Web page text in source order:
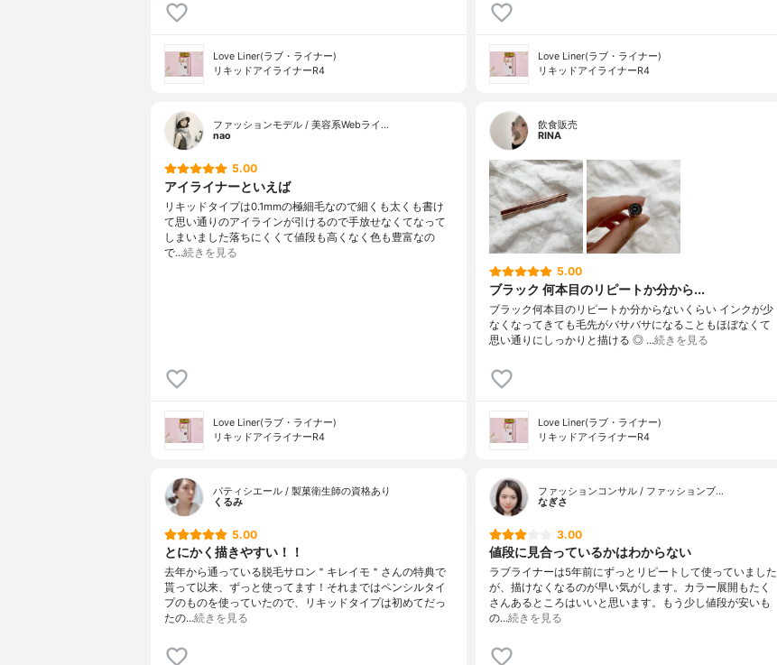
Love Liner(ラブ・ライナー)
リキッドアイライナーR4
Love Liner(ラブ・ライナー)
リキッドアイライナーR4
ファッションモデル / 美容系Webライ…
nao
5.00
アイライナーといえば
リキッドタイプは0.1mmの極細毛なので細くも太くも書け
て思い通りのアイラインが引けるので手放せなくてなって
しまいました落ちにくくて値段も高くなく色も豊富なの
で…続きを見る
Love Liner(ラブ・ライナー)
リキッドアイライナーR4
飲食販売
RINA
5.00
ブラック 何本目のリピートか分から...
ブラック何本目のリピートか分からないくらい ㅤㅤㅤㅤㅤㅤインクが少
なくなってきても毛先がバサバサになることもほぼなくて
思い通りにしっかりと描ける ◎ ㅤㅤㅤㅤㅤ…続きを見る
Love Liner(ラブ・ライナー)
リキッドアイライナーR4
パティシエール / 製菓衛生師の資格あり
くるみ
5.00
とにかく描きやすい！！
去年から通っている脱毛サロン＂キレイモ＂さんの特典で
貰って以来、ずっと使ってます！それまではペンシルタイ
プのものを使っていたので、リキッドタイプは初めてだっ
たの…続きを見る
ファッションコンサル / ファッションブ…
なぎさ
3.00
値段に見合っているかはわからない
ラブライナーは5年前にずっとリピートして使っていました
が、描けなくなるのが早い気がします。カラー展開もたく
さんあるところはいいと思います。もう少し値段が安いも
の…続きを見る